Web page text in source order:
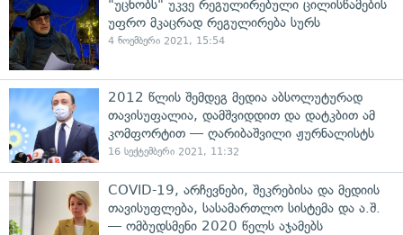
"უცნობს" უკვე რეგულირებული ცილისწამების
უფრო მკაცრად რეგულირება სურს
4 ნოემბერი 2021, 15:54
2012 წლის შემდეგ მედია აბსოლუტურად
თავისუფალია, დამშვიდდით და დატკბით ამ
კომფორტით — ღარიბაშვილი ჟურნალისტს
16 სექტემბერი 2021, 11:32
COVID-19, არჩევნები, შეკრებისა და მედიის
თავისუფლება, სასამართლო სისტემა და ა.შ.
— ომბუდსმენი 2020 წელს აჯამებს